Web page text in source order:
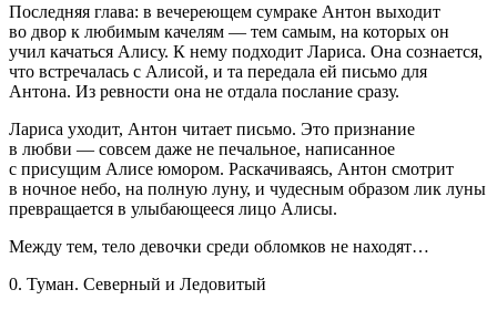
Последняя глава: в вечереющем сумраке Антон выходит
во двор к любимым качелям — тем самым, на которых он
учил качаться Алису. К нему подходит Лариса. Она сознается,
что встречалась с Алисой, и та передала ей письмо для
Антона. Из ревности она не отдала послание сразу.
Лариса уходит, Антон читает письмо. Это признание
в любви — совсем даже не печальное, написанное
с присущим Алисе юмором. Раскачиваясь, Антон смотрит
в ночное небо, на полную луну, и чудесным образом лик луны
превращается в улыбающееся лицо Алисы.
Между тем, тело девочки среди обломков не находят…
0. Туман. Северный и Ледовитый